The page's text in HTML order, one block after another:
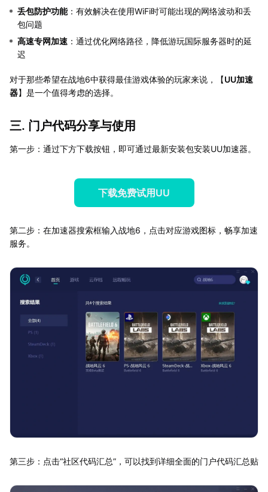
丢包防护功能：有效解决在使用WiFi时可能出现的网络波动和丢
包问题
高速专网加速 ：通过优化网络路径，降低游玩国际服务器时的延
迟
对于那些希望在战地6中获得最佳游戏体验的玩家来说，【UU加速
器】是一个值得考虑的选择。
三. 门户代码分享与使用
第一步：通过下方下载按钮，即可通过最新安装包安装UU加速器。
下载免费试用UU
第二步：在加速器搜索框输入战地6，点击对应游戏图标，畅享加速
服务。
第三步：点击“社区代码汇总”，可以找到详细全面的门户代码汇总贴